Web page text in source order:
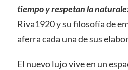
tiempo y respetan la
Riva1920 y su filosofía de
aferra cada una de sus
El nuevo lujo vive en un